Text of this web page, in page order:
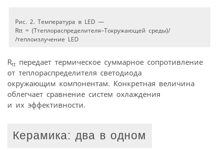
Рис. 2. Температура в LED —
Rtt = (Tтеплораспределителя–Tокружающей среды)/
/теплоизлучение LED
Rtt передает термическое суммарное сопротивление
от теплораспределителя светодиода
окружающим компонентам. Конкретная величина
облегчает сравнение систем охлаждения
и их эффективности.
Керамика: два в одном